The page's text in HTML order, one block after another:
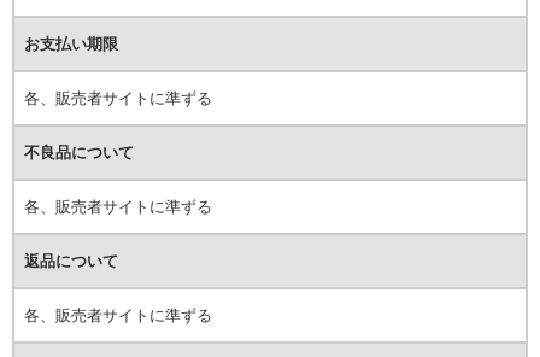
お支払い期限
各、販売者サイトに準ずる
不良品について
各、販売者サイトに準ずる
返品について
各、販売者サイトに準ずる